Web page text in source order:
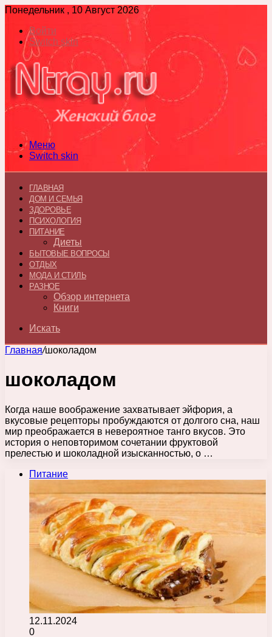
Понедельник , 10 Август 2026
Войти
Switch skin
Меню
Switch skin
ГЛАВНАЯ
ДОМ И СЕМЬЯ
ЗДОРОВЬЕ
ПСИХОЛОГИЯ
ПИТАНИЕ
Диеты
БЫТОВЫЕ ВОПРОСЫ
ОТДЫХ
МОДА И СТИЛЬ
РАЗНОЕ
Обзор интернета
Книги
Искать
Главная/шоколадом
шоколадом
Когда наше воображение захватывает эйфория, а
вкусовые рецепторы пробуждаются от долгого сна, наш
мир преображается в невероятное танго вкусов. Это
история о неповторимом сочетании фруктовой
прелестью и шоколадной изысканностью, о …
Питание
12.11.2024
0